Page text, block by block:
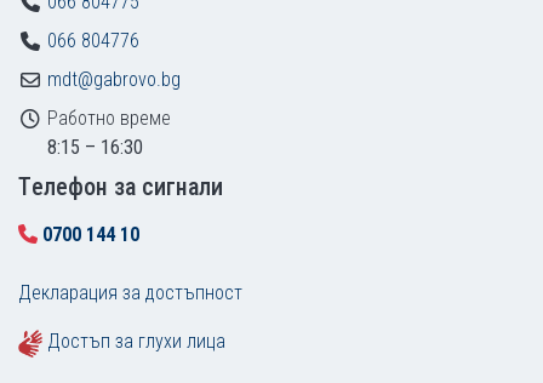
066 804776
mdt@gabrovo.bg
Работно време
8:15 – 16:30
Tелефон за сигнали
0700 144 10
Декларация за достъпност
Достъп за глухи лица